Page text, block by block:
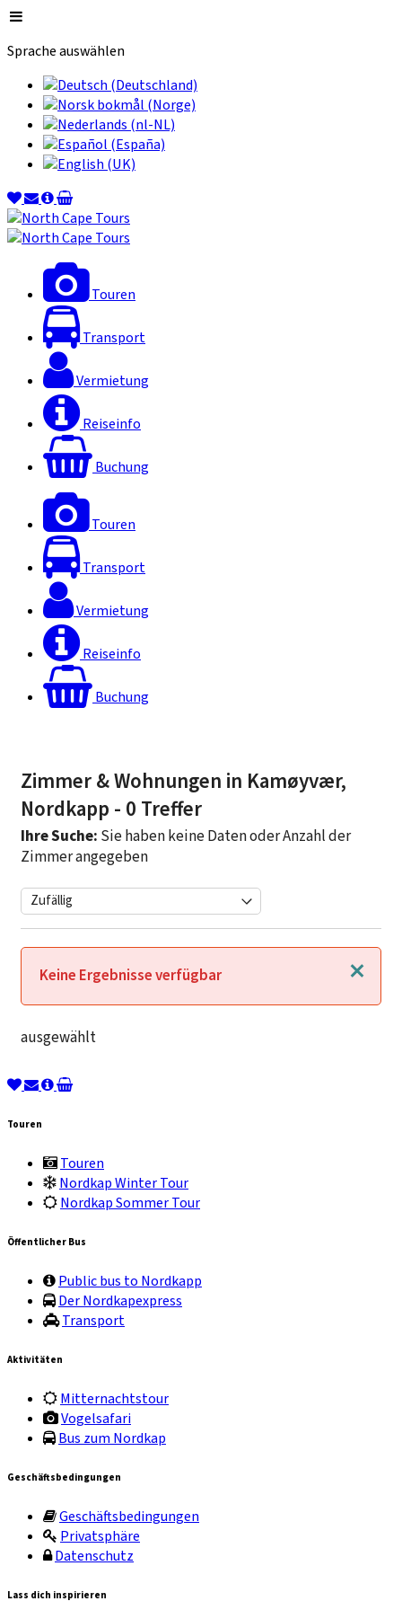
Sprache auswählen
Touren
Transport
Vermietung
Reiseinfo
Buchung
Touren
Transport
Vermietung
Reiseinfo
Buchung
Zimmer & Wohnungen in Kamøyvær,
Nordkapp - 0 Treffer
Ihre Suche: Sie haben keine Daten oder Anzahl der
Zimmer angegeben
Schließen
Keine Ergebnisse verfügbar
ausgewählt
Touren
Touren
Nordkap Winter Tour
Nordkap Sommer Tour
Öffentlicher Bus
Public bus to Nordkapp
Der Nordkapexpress
Transport
Aktivitäten
Mitternachtstour
Vogelsafari
Bus zum Nordkap
Geschäftsbedingungen
Geschäftsbedingungen
Privatsphäre
Datenschutz
Lass dich inspirieren